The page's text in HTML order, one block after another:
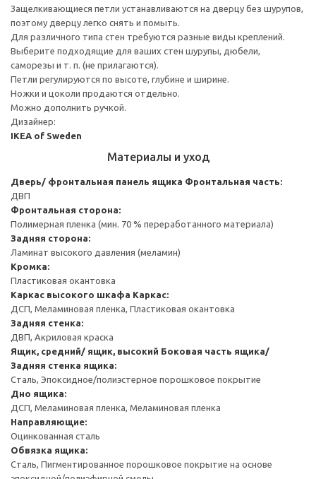
Защелкивающиеся петли устанавливаются на дверцу без шурупов,
поэтому дверцу легко снять и помыть.
Для различного типа стен требуются разные виды креплений.
Выберите подходящие для ваших стен шурупы, дюбели,
саморезы и т. п. (не прилагаются).
Петли регулируются по высоте, глубине и ширине.
Ножки и цоколи продаются отдельно.
Можно дополнить ручкой.
Дизайнер:
IKEA of Sweden
Материалы и уход
Дверь/ фронтальная панель ящика Фронтальная часть:
ДВП
Фронтальная сторона:
Полимерная пленка (мин. 70 % переработанного материала)
Задняя сторона:
Ламинат высокого давления (меламин)
Кромка:
Пластиковая окантовка
Каркас высокого шкафа Каркас:
ДСП, Меламиновая пленка, Пластиковая окантовка
Задняя стенка:
ДВП, Акриловая краска
Ящик, средний/ ящик, высокий Боковая часть ящика/
Задняя стенка ящика:
Сталь, Эпоксидное/полиэстерное порошковое покрытие
Дно ящика:
ДСП, Меламиновая пленка, Меламиновая пленка
Направляющие:
Оцинкованная сталь
Обвязка ящика:
Сталь, Пигментированное порошковое покрытие на основе